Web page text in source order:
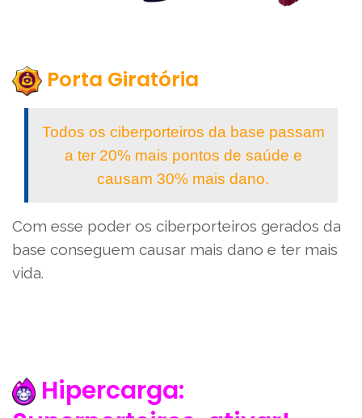
Porta Giratória
Todos os ciberporteiros da base passam
a ter 20% mais pontos de saúde e
causam 30% mais dano.
Com esse poder os ciberporteiros gerados da
base conseguem causar mais dano e ter mais
vida.
Hipercarga: